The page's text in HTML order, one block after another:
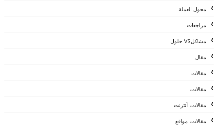
محول العملة
مراجعات
مشاكلVS حلول
مقال
مقالات
مقالات،
مقالات، أنترنت
مقالات، مواقع